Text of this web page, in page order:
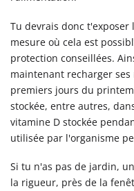
Tu devrais donc
mesure où cela est
protection conseillées.
maintenant recharger ses
premiers jours du
stockée, entre autres,
vitamine D stockée
utilisée par l'organisme
Si tu n'as pas de jardin,
la rigueur, près de la